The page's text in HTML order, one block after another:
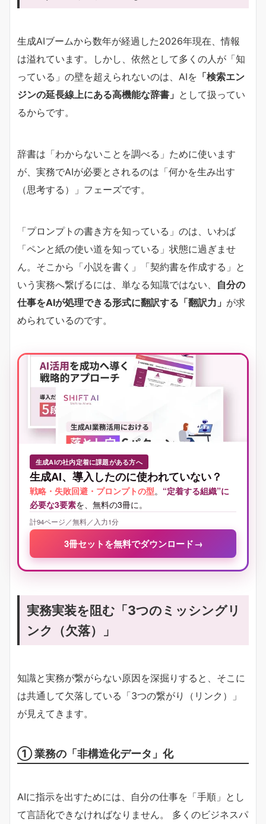
生成AIブームから数年が経過した2026年現在、情報
は溢れています。しかし、依然として多くの人が「知
っている」の壁を超えられないのは、AIを 「検索エン
ジンの延長線上にある高機能な辞書」 として扱ってい
るからです。
辞書は「わからないことを調べる」ために使います
が、実務でAIが必要とされるのは「何かを生み出す
（思考する）」フェーズです。
「プロンプトの書き方を知っている」のは、いわば
「ペンと紙の使い道を知っている」状態に過ぎませ
ん。そこから「小説を書く」「契約書を作成する」と
いう実務へ繋げるには、単なる知識ではない、 自分の
仕事をAIが処理できる形式に翻訳する「翻訳力」 が求
められているのです。
生成AIの社内定着に課題がある方へ
生成AI、導入したのに使われていない？
戦略・失敗回避・プロンプトの型。 “定着する組織”に
必要な3要素を、無料の3冊に。
計94ページ／無料／入力1分
3冊セットを無料でダウンロード →
実務実装を阻む「3つのミッシングリ
ンク（欠落）」
知識と実務が繋がらない原因を深掘りすると、そこに
は共通して欠落している「3つの繋がり（リンク）」
が見えてきます。
① 業務の「非構造化データ」化
AIに指示を出すためには、自分の仕事を「手順」とし
て言語化できなければなりません。 多くのビジネスパ